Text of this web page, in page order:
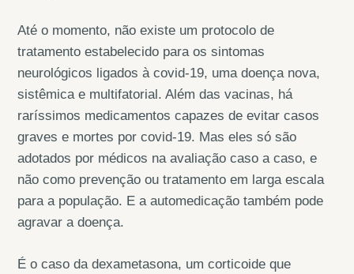
Até o momento, não existe um protocolo de
tratamento estabelecido para os sintomas
neurológicos ligados à covid-19, uma doença nova,
sistêmica e multifatorial. Além das vacinas, há
raríssimos medicamentos capazes de evitar casos
graves e mortes por covid-19. Mas eles só são
adotados por médicos na avaliação caso a caso, e
não como prevenção ou tratamento em larga escala
para a população. E a automedicação também pode
agravar a doença.
É o caso da dexametasona, um corticoide que